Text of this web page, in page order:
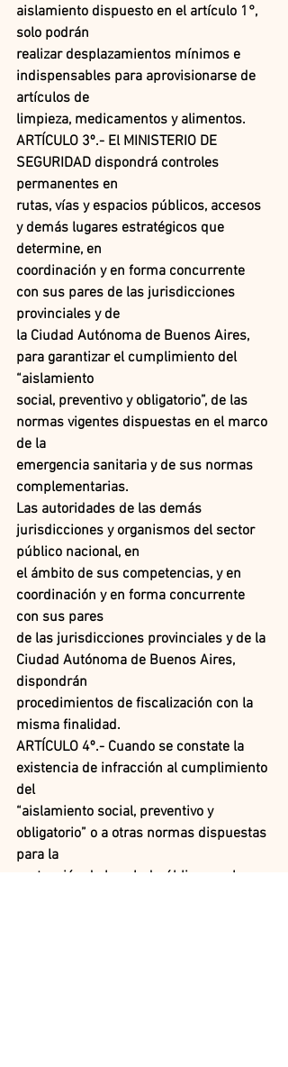
aislamiento dispuesto en el artículo 1°,
solo podrán
realizar desplazamientos mínimos e
indispensables para aprovisionarse de
artículos de
limpieza, medicamentos y alimentos.
ARTÍCULO 3º.- El MINISTERIO DE
SEGURIDAD dispondrá controles
permanentes en
rutas, vías y espacios públicos, accesos
y demás lugares estratégicos que
determine, en
coordinación y en forma concurrente
con sus pares de las jurisdicciones
provinciales y de
la Ciudad Autónoma de Buenos Aires,
para garantizar el cumplimiento del
“aislamiento
social, preventivo y obligatorio”, de las
normas vigentes dispuestas en el marco
de la
emergencia sanitaria y de sus normas
complementarias.
Las autoridades de las demás
jurisdicciones y organismos del sector
público nacional, en
el ámbito de sus competencias, y en
coordinación y en forma concurrente
con sus pares
de las jurisdicciones provinciales y de la
Ciudad Autónoma de Buenos Aires,
dispondrán
procedimientos de fiscalización con la
misma finalidad.
ARTÍCULO 4º.- Cuando se constate la
existencia de infracción al cumplimiento
del
“aislamiento social, preventivo y
obligatorio” o a otras normas dispuestas
para la
protección de la salud pública en el